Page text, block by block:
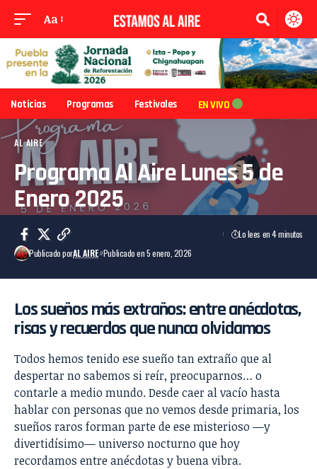
Aa
Noticias Programas Festivales EN VIVO
AL AIRE
Programa Al Aire Lunes 5 de
Enero 2025
Publicado porAL AIRE Publicado en 5 enero, 2026
Lo lees en 4 minutos
Los sueños más extraños: entre anécdotas,
risas y recuerdos que nunca olvidamos
Todos hemos tenido ese sueño tan extraño que al
despertar no sabemos si reír, preocuparnos… o
contarle a medio mundo. Desde caer al vacío hasta
hablar con personas que no vemos desde primaria, los
sueños raros forman parte de ese misterioso —y
divertidísimo— universo nocturno que hoy
recordamos entre anécdotas y buena vibra.